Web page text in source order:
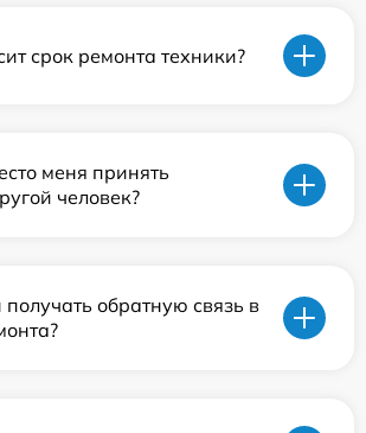
срок ремонта техники?
меня принять
человек?
обратную связь в